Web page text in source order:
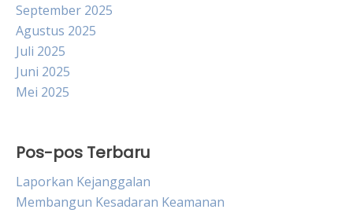
September 2025
Agustus 2025
Juli 2025
Juni 2025
Mei 2025
Pos-pos Terbaru
Laporkan Kejanggalan
Membangun Kesadaran Keamanan